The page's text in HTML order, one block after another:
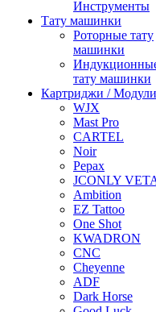
Инструменты
Тату машинки
Роторные тату
машинки
тату машинки
Картриджи / Модули
WJX
Mast Pro
CARTEL
Noir
Pepax
JCONLY
Ambition
EZ Tattoo
One Shot
KWADRON
CNC
Cheyenne
ADF
Dark Horse